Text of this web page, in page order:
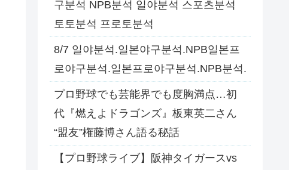
구분석 NPB분석 일야분석 스포츠분석
토토분석 프로토분석
8/7 일야분석.일본야구분석.NPB일본프
로야구분석.일본프로야구분석.NPB분석.
プロ野球でも芸能界でも度胸満点…初
代『燃えよドラゴンズ』板東英二さん
“盟友”権藤博さん語る秘話
【プロ野球ライブ】阪神タイガースvs